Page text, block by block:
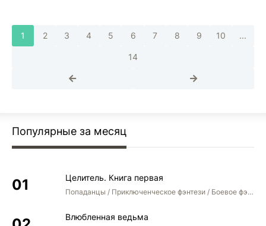
1 2 3 4 5 6 7 8 9 10 ...
14
Популярные за месяц
Целитель. Книга первая
Попаданцы / Приключенческое фэнтези / Боевое фэнтези
Влюбленная ведьма